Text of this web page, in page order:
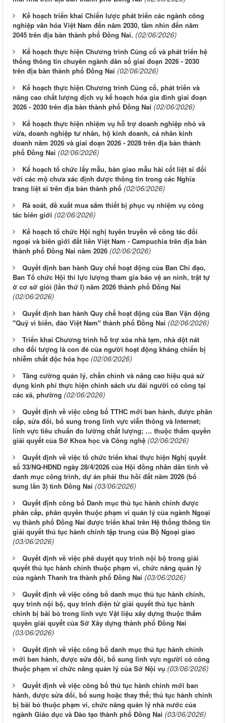
Kế hoạch triển khai Chiến lược phát triển các ngành công
nghiệp văn hóa Việt Nam đến năm 2030, tầm nhìn đến năm
2045 trên địa bàn thành phố Đồng Nai. (02/06/2026)
Kế hoạch thực hiện Chương trình Củng cố và phát triển hệ
thống thông tin chuyên ngành dân số giai đoạn 2026 - 2030
trên địa bàn thành phố Đồng Nai (02/06/2026)
Kế hoạch thực hiện Chương trình Củng cố, phát triển và
nâng cao chất lượng dịch vụ kế hoạch hóa gia đình giai đoạn
2026 - 2030 trên địa bàn thành phố Đồng Nai (02/06/2026)
Kế hoạch thực hiện nhiệm vụ hỗ trợ doanh nghiệp nhỏ và
vừa, doanh nghiệp tư nhân, hộ kinh doanh, cá nhân kinh
doanh năm 2026 và giai đoạn 2026 - 2028 trên địa bàn thành
phố Đồng Nai (02/06/2026)
Kế hoạch tổ chức lấy mẫu, bàn giao mẫu hài cốt liệt sĩ đối
với các mộ chưa xác định được thông tin trong các Nghĩa
trang liệt sĩ trên địa bàn thành phố (02/06/2026)
Rà soát, đề xuất mua sắm thiết bị phục vụ nhiệm vụ công
tác biên giới (02/06/2026)
Kế hoạch tổ chức Hội nghị tuyên truyền về công tác đối
ngoại và biên giới đất liền Việt Nam - Campuchia trên địa bàn
thành phố Đồng Nai năm 2026 (02/06/2026)
Quyết định ban hành Quy chế hoạt động của Ban Chỉ đạo,
Ban Tổ chức Hội thi lực lượng tham gia bảo vệ an ninh, trật tự
ở cơ sở giỏi (lần thứ I) năm 2026 thành phố Đồng Nai
(02/06/2026)
Quyết định ban hành Quy chế hoạt động của Ban Vận động
"Quỹ vì biển, đảo Việt Nam" thành phố Đồng Nai (02/06/2026)
Triển khai Chương trình hỗ trợ xóa nhà tạm, nhà dột nát
cho đối tượng là con đẻ của người hoạt động kháng chiến bị
nhiễm chất độc hóa học (02/06/2026)
Tăng cường quản lý, chấn chỉnh và nâng cao hiệu quả sử
dụng kinh phí thực hiện chính sách ưu đãi người có công tại
các xã, phường (02/06/2026)
Quyết định về việc công bố TTHC mới ban hành, được phân
cấp, sửa đổi, bổ sung trong lĩnh vực viễn thông và Internet;
lĩnh vực tiêu chuẩn đo lường chất lượng; … thuộc thẩm quyền
giải quyết của Sở Khoa học và Công nghệ (02/06/2026)
Quyết định về việc tổ chức triển khai thực hiện Nghị quyết
số 33/NQ-HĐND ngày 28/4/2026 của Hội đồng nhân dân tỉnh về
danh mục công trình, dự án phải thu hồi đất năm 2026 (bổ
sung lần 3) tỉnh Đồng Nai (03/06/2026)
Quyết định công bố Danh mục thủ tục hành chính được
phân cấp, phân quyền thuộc phạm vi quản lý của ngành Ngoại
vụ thành phố Đồng Nai được triển khai trên Hệ thống thông tin
giải quyết thủ tục hành chính tập trung của Bộ Ngoại giao
(03/06/2026)
Quyết định về việc phê duyệt quy trình nội bộ trong giải
quyết thủ tục hành chính thuộc phạm vi, chức năng quản lý
của ngành Thanh tra thành phố Đồng Nai (03/06/2026)
Quyết định về việc công bố danh mục thủ tục hành chính,
quy trình nội bộ, quy trình điện tử giải quyết thủ tục hành
chính bị bãi bỏ trong lĩnh vực Vật liệu xây dựng thuộc thẩm
quyền giải quyết của Sở Xây dựng thành phố Đồng Nai
(03/06/2026)
Quyết định về việc công bố danh mục thủ tục hành chính
mới ban hành, được sửa đổi, bổ sung lĩnh vực người có công
thuộc phạm vi chức năng quản lý của Sở Nội vụ (03/06/2026)
Quyết định về việc công bố thủ tục hành chính mới ban
hành, được sửa đổi, bổ sung hoặc thay thế; thủ tục hành chính
bị bãi bỏ thuộc phạm vi, chức năng quản lý nhà nước của
ngành Giáo dục và Đào tạo thành phố Đồng Nai (03/06/2026)